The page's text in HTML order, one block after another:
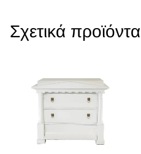
Σχετικά προϊόντα